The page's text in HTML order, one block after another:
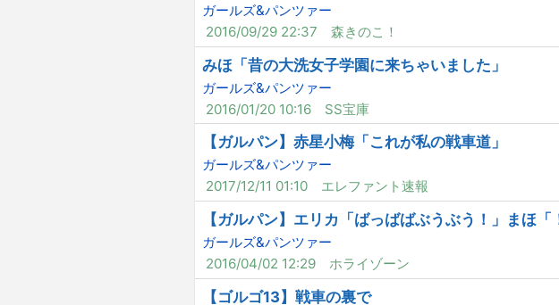
ガールズ&パンツァー
2016/09/29 22:37
森きのこ！
みほ「昔の大洗女子学園に来ちゃいました」
ガールズ&パンツァー
2016/01/20 10:16
SS宝庫
【ガルパン】赤星小梅「これが私の戦車道」
ガールズ&パンツァー
2017/12/11 01:10
エレファント速報
【ガルパン】エリカ「ばっばばぶうぶう！」まほ「
ガールズ&パンツァー
2016/04/02 12:29
ホライゾーン
【ゴルゴ13】戦車の裏で